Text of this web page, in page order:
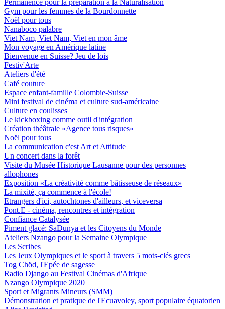
Permanence pour la préparation à la Naturalisation
Gym pour les femmes de la Bourdonnette
Noël pour tous
Nanaboco palabre
Viet Nam, Viet Nam, Viet en mon âme
Mon voyage en Amérique latine
Bienvenue en Suisse? Jeu de lois
Festiv'Arte
Ateliers d'été
Café couture
Espace enfant-famille Colombie-Suisse
Mini festival de cinéma et culture sud-américaine
Culture en coulisses
Le kickboxing comme outil d'intégration
Création théâtrale «Agence tous risques»
Noël pour tous
La communication c'est Art et Attitude
Un concert dans la forêt
Visite du Musée Historique Lausanne pour des personnes
allophones
Exposition «La créativité comme bâtisseuse de réseaux»
La mixité, ça commence à l'école!
Etrangers d'ici, autochtones d'ailleurs, et viceversa
Pont.E - cinéma, rencontres et intégration
Confiance Catalysée
Piment glacé: SaDunya et les Citoyens du Monde
Ateliers Nzango pour la Semaine Olympique
Les Scribes
Les Jeux Olympiques et le sport à travers 5 mots-clés grecs
Tog Chöd, l'Epée de sagesse
Radio Django au Festival Cinémas d'Afrique
Nzango Olympique 2020
Sport et Migrants Mineurs (SMM)
Démonstration et pratique de l'Ecuavoley, sport populaire équatorien